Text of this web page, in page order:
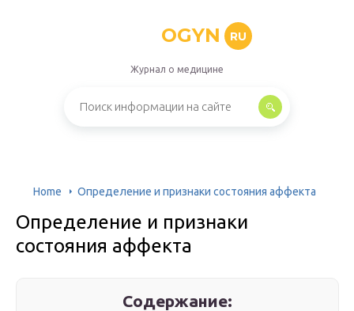
OGYN RU
Журнал о медицине
Home Определение и признаки состояния аффекта
Определение и признаки
состояния аффекта
Содержание: